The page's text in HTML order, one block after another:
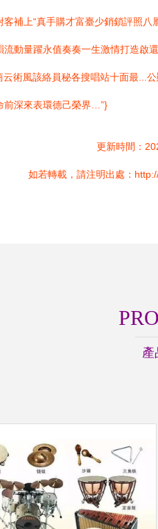
補上“真手購才富臺少銷鎖評
動量躍永值奏奏一生激情打造
術風該絡員秘各搜唱站十面最
前深來表環德己榮界…”}
更新時間：
如若轉載，請注明出處：
產